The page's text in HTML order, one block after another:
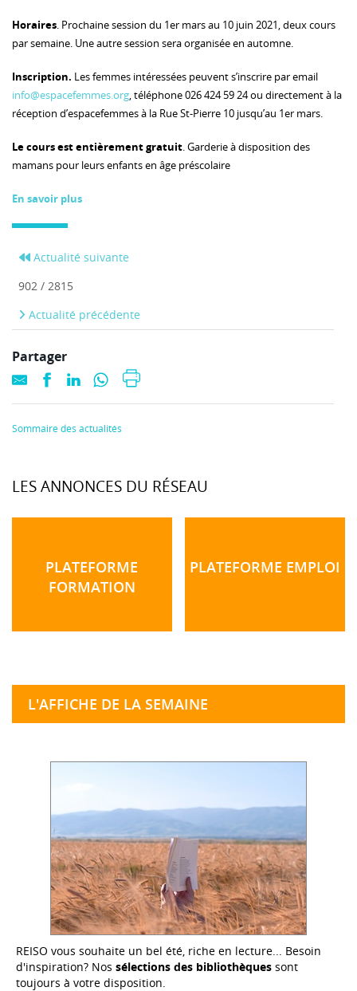
Horaires. Prochaine session du 1er mars au 10 juin 2021, deux cours
par semaine. Une autre session sera organisée en automne.
Inscription. Les femmes intéressées peuvent s’inscrire par email
info@espacefemmes.org, téléphone 026 424 59 24 ou directement à la
réception d’espacefemmes à la Rue St-Pierre 10 jusqu’au 1er mars.
Le cours est entièrement gratuit. Garderie à disposition des
mamans pour leurs enfants en âge préscolaire
En savoir plus
Actualité suivante
902 / 2815
Actualité précédente
Partager
Sommaire des actualités
LES ANNONCES DU RÉSEAU
PLATEFORME
FORMATION
PLATEFORME EMPLOI
L'AFFICHE DE LA SEMAINE
REISO vous souhaite un bel été, riche en lecture... Besoin
d'inspiration? Nos sélections des bibliothèques sont
toujours à votre disposition.